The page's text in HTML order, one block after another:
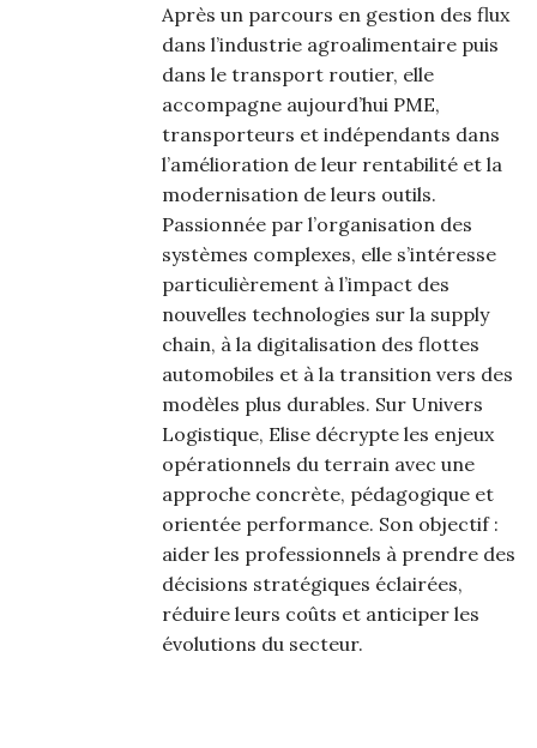
Après un parcours en gestion des flux
dans l’industrie agroalimentaire puis
dans le transport routier, elle
accompagne aujourd’hui PME,
transporteurs et indépendants dans
l’amélioration de leur rentabilité et la
modernisation de leurs outils.
Passionnée par l’organisation des
systèmes complexes, elle s’intéresse
particulièrement à l’impact des
nouvelles technologies sur la supply
chain, à la digitalisation des flottes
automobiles et à la transition vers des
modèles plus durables. Sur Univers
Logistique, Elise décrypte les enjeux
opérationnels du terrain avec une
approche concrète, pédagogique et
orientée performance. Son objectif :
aider les professionnels à prendre des
décisions stratégiques éclairées,
réduire leurs coûts et anticiper les
évolutions du secteur.